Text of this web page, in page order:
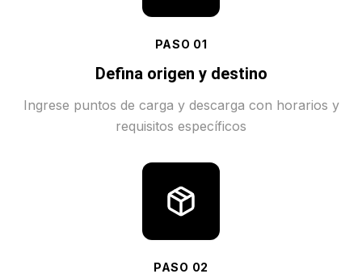
PASO 01
Defina origen y destino
Ingrese puntos de carga y descarga con horarios y
requisitos específicos
PASO 02